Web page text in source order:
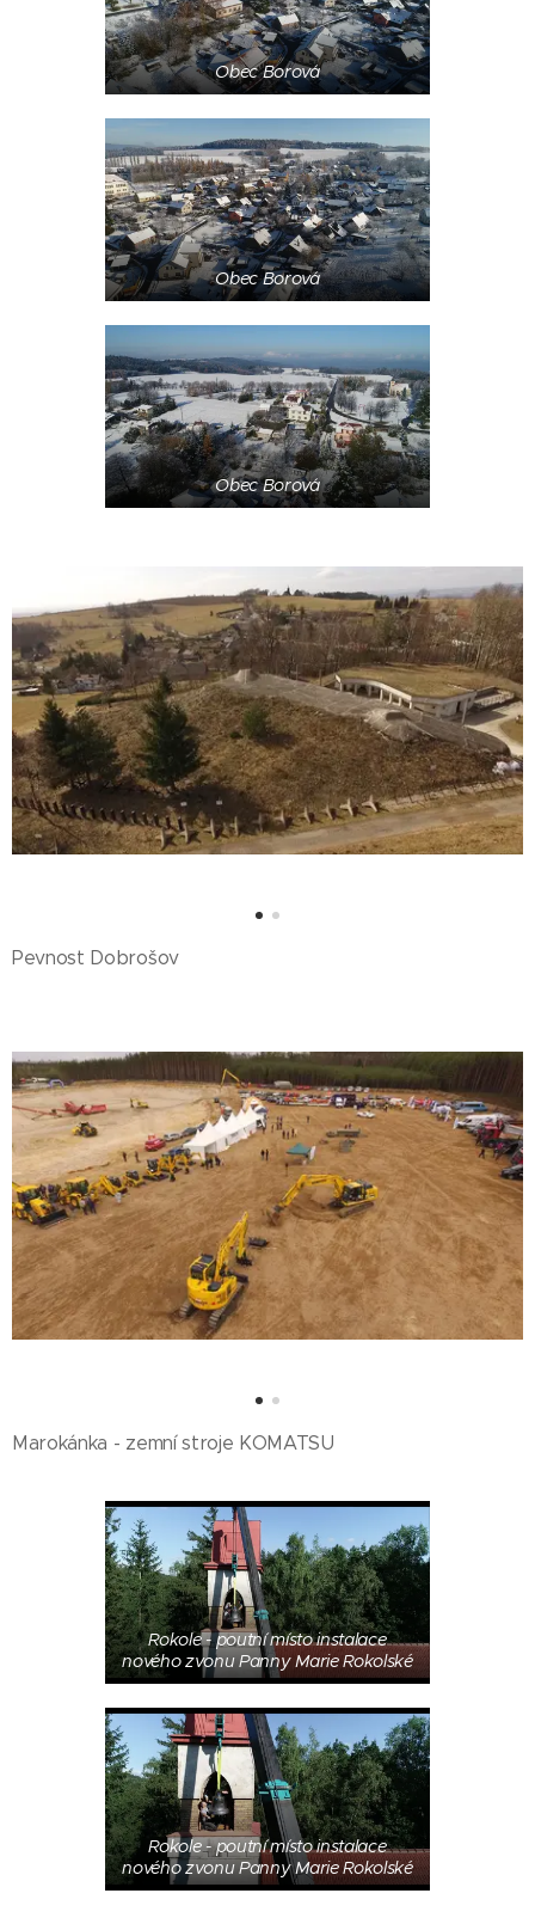
Obec Borová
Obec Borová
Obec Borová
Pevnost Dobrošov
Marokánka - zemní stroje KOMATSU
Rokole - poutní místo instalace
nového zvonu Panny Marie Rokolské
Rokole - poutní místo instalace
nového zvonu Panny Marie Rokolské